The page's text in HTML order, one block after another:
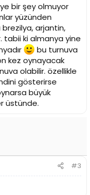
bir şey olmuyor
yüzünden
arjantin,
tabii ki almanya yine
bu turnuva
kez oynayacak
olabilir. özellikle
gösterirse
büyük
üstünde.
#3